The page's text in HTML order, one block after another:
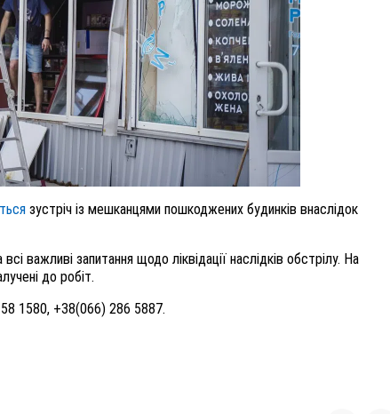
зустріч із мешканцями пошкоджених будинків внаслідок
важливі запитання щодо ліквідації наслідків обстрілу. На
до робіт.
1580, +38(066) 286 5887.